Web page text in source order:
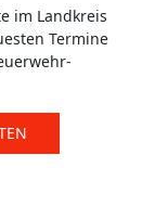
im Landkreis
Termine